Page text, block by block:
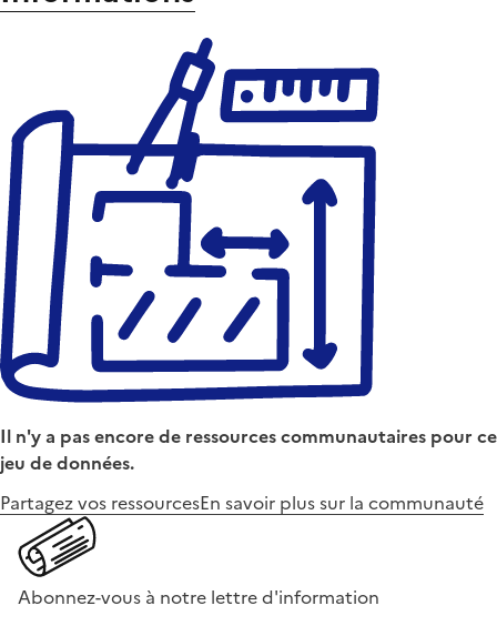
Il n'y a pas encore de ressources communautaires pour ce
jeu de données.
Partagez vos ressourcesEn savoir plus sur la communauté
Abonnez-vous à notre lettre d'information